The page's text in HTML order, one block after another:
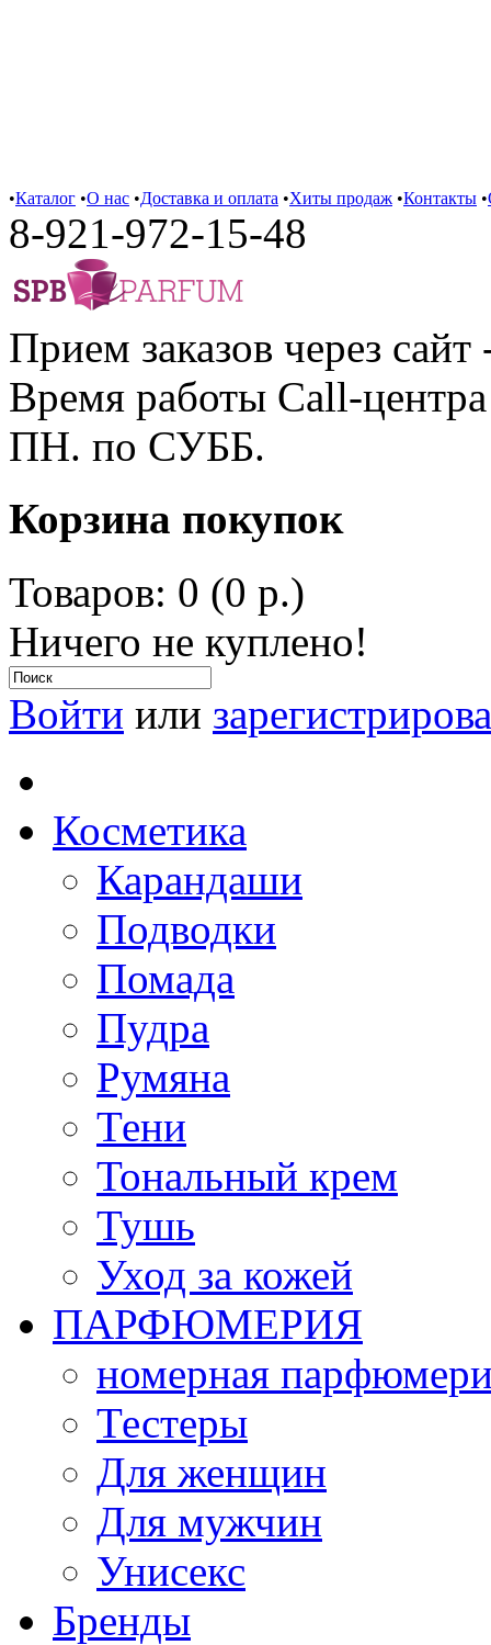
•Каталог •О нас •Доставка и оплата •Хиты продаж •Контакты •
8-921-972-15-48
Прием заказов через сайт
Время работы Call-
ПН. по СУББ.
Корзина покупок
Товаров: 0 (0 р.)
Ничего не куплено!
Войти или
Косметика
Карандаши
Подводки
Помада
Пудра
Румяна
Тени
Тональный крем
Тушь
Уход за кожей
ПАРФЮМЕРИЯ
номерная
Тестеры
Для женщин
Для мужчин
Унисекс
Бренды